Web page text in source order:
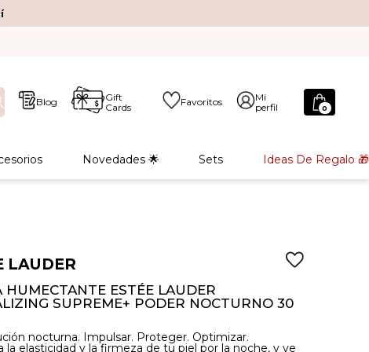
Blog
Gift
Cards
Favoritos
Mi
perfil
0
Novedades 🌟 Sets Ideas De Regalo 🎁
LAUDER
HUMECTANTE ESTÉE LAUDER
SUPREME+ PODER NOCTURNO 30
nocturna. Impulsar. Proteger. Optimizar.
la elasticidad y la firmeza de tu piel por la noche, y ve